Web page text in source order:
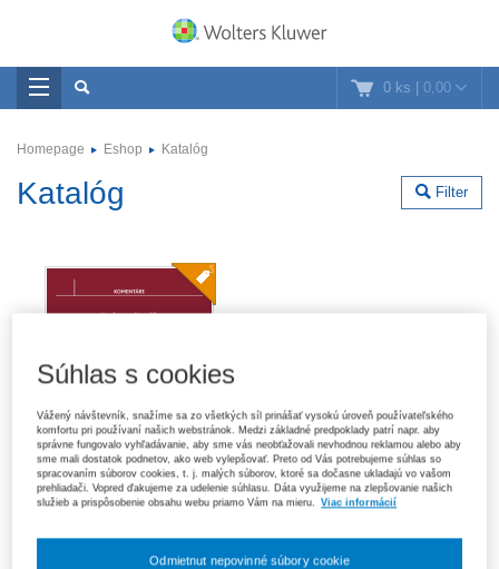
0 ks | 0,00
Homepage Eshop Katalóg
Filter
Katalóg
na životné prostredie - komentár
11,37 €
Súhlas s cookies
Vážený návštevník, snažíme sa zo všetkých síl prinášať vysokú úroveň používateľského
komfortu pri používaní našich webstránok. Medzi základné predpoklady patrí napr. aby
správne fungovalo vyhľadávanie, aby sme vás neobťažovali nevhodnou reklamou alebo aby
sme mali dostatok podnetov, ako web vylepšovať. Preto od Vás potrebujeme súhlas so
spracovaním súborov cookies, t. j. malých súborov, ktoré sa dočasne ukladajú vo vašom
prehliadači. Vopred ďakujeme za udelenie súhlasu. Dáta využijeme na zlepšovanie našich
služieb a prispôsobenie obsahu webu priamo Vám na mieru.
Viac informácií
Odmietnut nepovinné súbory cookie